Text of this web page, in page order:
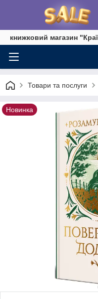
книжковий магазин
Товари та послуги
Новинка